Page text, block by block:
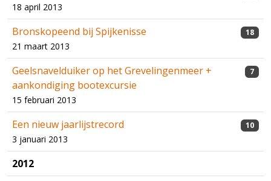
18 april 2013
Bronskopeend bij Spijkenisse
21 maart 2013
18
Geelsnavelduiker op het Grevelingenmeer +
aankondiging bootexcursie
15 februari 2013
7
Een nieuw jaarlijstrecord
3 januari 2013
10
2012